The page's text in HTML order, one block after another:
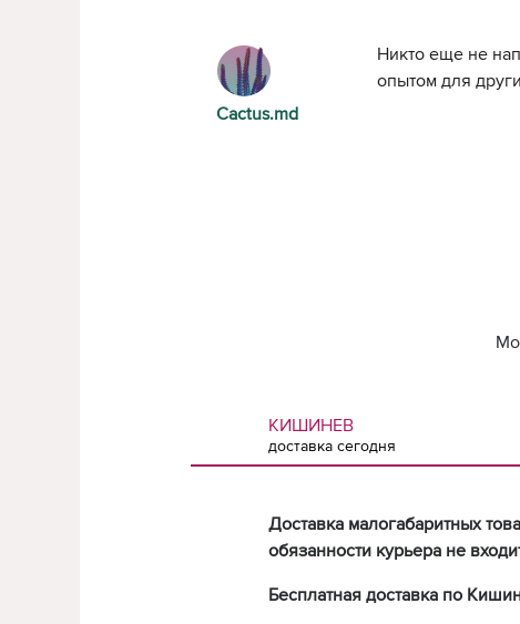
Cactus.md
Никто еще не
опытом для
КИШИНЕВ
доставка сегодня
Доставка малогабаритных
обязанности курьера не
Бесплатная доставка по